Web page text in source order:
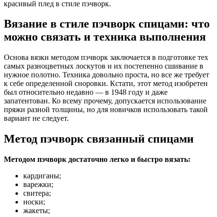
красивый плед в стиле пэчворк.
Вязание в стиле пэчворк спицами: что
можно связать и техника выполнения
Основа вязки методом пэчворк заключается в подготовке тех
самых разноцветных лоскутов и их постепенно сшивание в
нужное полотно. Техника довольно проста, но все же требует
к себе определенной сноровки. Кстати, этот метод изобретен
был относительно недавно — в 1948 году и даже
запатентован. Ко всему прочему, допускается использование
пряжи разной толщины, но для новичков использовать такой
вариант не следует.
Метод пэчворк связанный спицами
Методом пэчворк достаточно легко и быстро вязать:
кардиганы;
варежки;
свитера;
носки;
жакеты;